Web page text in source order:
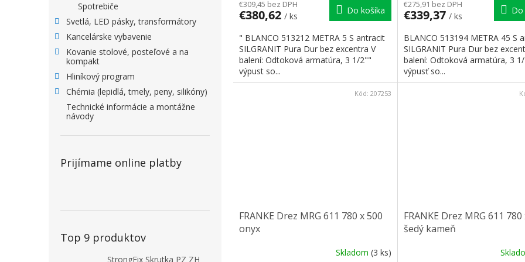
Spotrebiče
Svetlá, LED pásky, transformátory
Kancelárske vybavenie
Kovanie stolové, posteľové a na
kompakt
Hliníkový program
Chémia (lepidlá, tmely, peny, silikóny)
Technické informácie a montážne
návody
Prijímame online platby
Top 9 produktov
StrongFix Skrutka PZ ZH
€309,45 bez DPH
€380,62 / ks
Do košíka
" BLANCO 513212 METRA 5 S antracit
SILGRANIT Pura Dur bez excentra V
balení: Odtoková armatúra, 3 1/2""
výpust so...
€275,91 bez DPH
€339,37 / ks
Do
BLANCO 513194 METRA 45 S
SILGRANIT Pura Dur bez
balení: Odtoková armatúra, 3
výpusť so...
FRANKE Drez MRG 611 780 x 500
onyx
Skladom (3 ks)
Kód: 207253
FRANKE Drez MRG 611
šedý kameň